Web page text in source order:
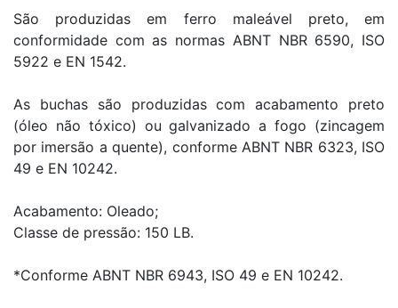
São produzidas em ferro maleável preto, em
conformidade com as normas ABNT NBR 6590, ISO
5922 e EN 1542.
As buchas são produzidas com acabamento preto
(óleo não tóxico) ou galvanizado a fogo (zincagem
por imersão a quente), conforme ABNT NBR 6323, ISO
49 e EN 10242.
Acabamento: Oleado;
Classe de pressão: 150 LB.
*Conforme ABNT NBR 6943, ISO 49 e EN 10242.